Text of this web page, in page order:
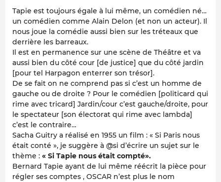
Tapie est toujours égale à lui même, un comédien né…
un comédien comme Alain Delon (et non un acteur). Il
nous joue la comédie aussi bien sur les tréteaux que
derrière les barreaux.
Il est en permanence sur une scène de Théâtre et va
aussi bien du côté cour [de justice] que du côté jardin
[pour tel Harpagon enterrer son trésor].
De se fait on ne comprend pas si c’est un homme de
gauche ou de droite ? Pour le comédien [politicard qui
rime avec tricard] Jardin/cour c’est gauche/droite, pour
le spectateur [son électorat qui rime avec lambda]
c’est le contraire…
Sacha Guitry a réalisé en 1955 un film : « Si Paris nous
était conté », je suggère à @si d’écrire un sujet sur le
thème : « Si Tapie nous était compté».
Bernard Tapie ayant de lui même réécrit la pièce pour
régler ses comptes , OSCAR n’est plus le nom